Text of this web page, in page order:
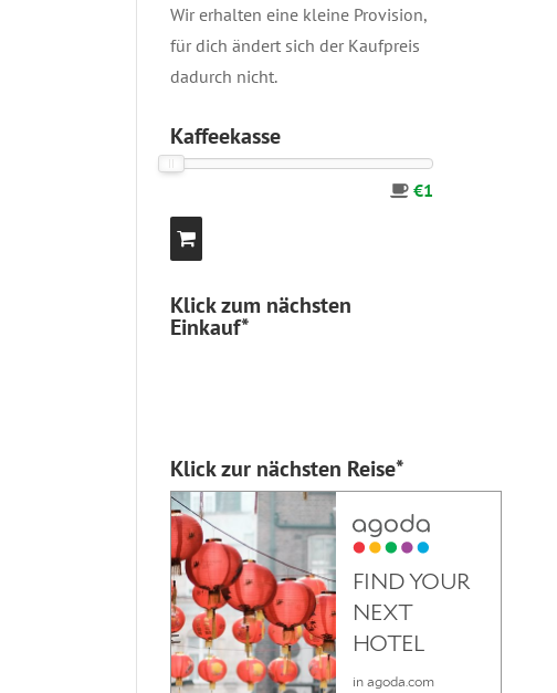
Wir erhalten eine kleine Provision,
für dich ändert sich der Kaufpreis
dadurch nicht.
Kaffeekasse
€1
Klick zum nächsten
Einkauf*
Klick zur nächsten Reise*